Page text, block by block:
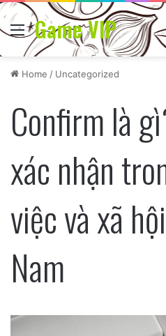
Menu
Game VIP
Home / Uncategorized
Confirm là
xác nhận
việc và xã
Nam